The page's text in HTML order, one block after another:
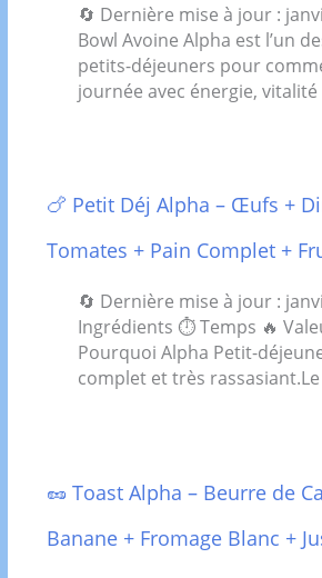
🔄 Dernière mise à jour :
Bowl Avoine Alpha est l’un
petits-déjeuners pour
journée avec énergie,
🍗 Petit Déj Alpha – Œufs +
Tomates + Pain Complet +
🔄 Dernière mise à jour :
Ingrédients ⏱️ Temps 🔥
Pourquoi Alpha Petit-
complet et très
🥜 Toast Alpha – Beurre de
Banane + Fromage Blanc +